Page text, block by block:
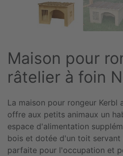
Maison pour
râtelier à foin
La maison pour rongeur Kerbl
offre aux petits animaux un
espace d'alimentation
bois et dotée d'un toit servant
parfaite pour l'occupation et